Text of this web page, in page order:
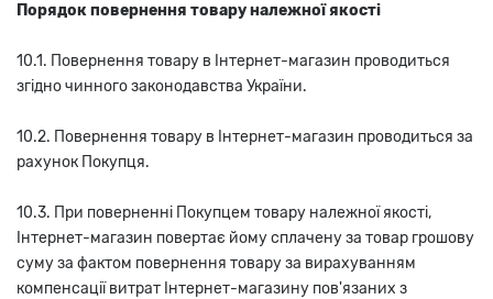
Порядок повернення товару належної якості
10.1. Повернення товару в Інтернет-магазин проводиться
згідно чинного законодавства України.
10.2. Повернення товару в Інтернет-магазин проводиться за
рахунок Покупця.
10.3. При поверненні Покупцем товару належної якості,
Інтернет-магазин повертає йому сплачену за товар грошову
суму за фактом повернення товару за вирахуванням
компенсації витрат Інтернет-магазину пов'язаних з